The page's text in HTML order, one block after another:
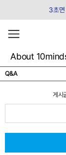
3초면
About
Q&A
게시